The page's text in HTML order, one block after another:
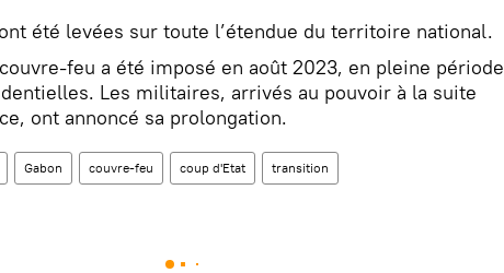
été levées sur toute l’étendue du territoire national.
feu a été imposé en août 2023, en pleine période
Les militaires, arrivés au pouvoir à la suite
ont annoncé sa prolongation.
Gabon couvre-feu coup d'Etat transition